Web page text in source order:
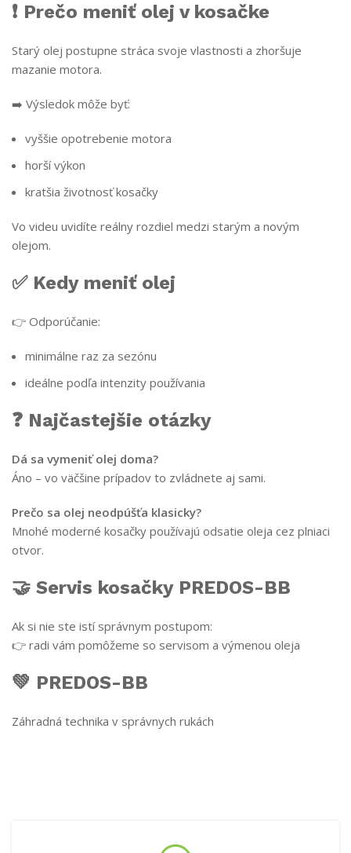
❗ Prečo meniť olej v kosačke
Starý olej postupne stráca svoje vlastnosti a zhoršuje
mazanie motora.
➡️ Výsledok môže byť:
vyššie opotrebenie motora
horší výkon
kratšia životnosť kosačky
Vo videu uvidíte reálny rozdiel medzi starým a novým
olejom.
✅ Kedy meniť olej
👉 Odporúčanie:
minimálne raz za sezónu
ideálne podľa intenzity používania
❓ Najčastejšie otázky
Dá sa vymeniť olej doma?
Áno – vo väčšine prípadov to zvládnete aj sami.
Prečo sa olej neodpúšťa klasicky?
Mnohé moderné kosačky používajú odsatie oleja cez plniaci
otvor.
🤝 Servis kosačky PREDOS-BB
Ak si nie ste istí správnym postupom:
👉 radi vám pomôžeme so servisom a výmenou oleja
💚 PREDOS-BB
Záhradná technika v správnych rukách